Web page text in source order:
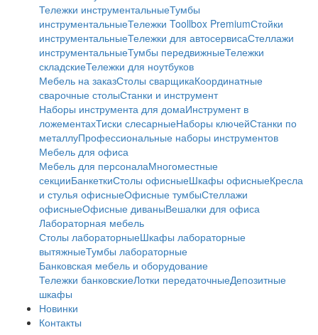
Тележки инструментальныеТумбы
инструментальныеТележки Toollbox PremiumСтойки
инструментальныеТележки для автосервисаСтеллажи
инструментальныеТумбы передвижныеТележки
складскиеТележки для ноутбуков
Мебель на заказСтолы сварщикаКоординатные
сварочные столыСтанки и инструмент
Наборы инструмента для домаИнструмент в
ложементахТиски слесарныеНаборы ключейСтанки по
металлуПрофессиональные наборы инструментов
Мебель для офиса
Мебель для персоналаМногоместные
секцииБанкеткиСтолы офисныеШкафы офисныеКресла
и стулья офисныеОфисные тумбыСтеллажи
офисныеОфисные диваныВешалки для офиса
Лабораторная мебель
Столы лабораторныеШкафы лабораторные
вытяжныеТумбы лабораторные
Банковская мебель и оборудование
Тележки банковскиеЛотки передаточныеДепозитные
шкафы
Новинки
Контакты